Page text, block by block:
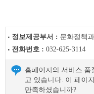
정보제공부서 : 문화정책
전화번호 : 032-625-3114
홈페이지의 서비스
고 있습니다. 이 페이
만족하셨습니까?